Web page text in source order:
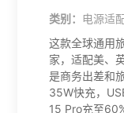
类别： 电源适
这款全球通用
家，适配美、
是商务出差和
35W快充，
15 Pro充至